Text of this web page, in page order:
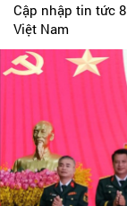
Cập nhập tin tức
Việt Nam